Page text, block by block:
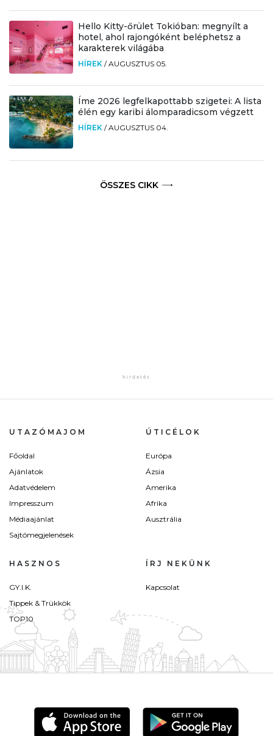
Hello Kitty-őrület Tokióban: megnyílt a
hotel, ahol rajongóként beléphetsz a
karakterek világába
HÍREK /AUGUSZTUS 05.
Íme 2026 legfelkapottabb szigetei: A lista
élén egy karibi álomparadicsom végzett
HÍREK /AUGUSZTUS 04.
ÖSSZES CIKK
UTAZÓMAJOM
Főoldal
Ajánlatok
Adatvédelem
Impresszum
Médiaajánlat
Sajtómegjelenések
ÚTICÉLOK
Európa
Ázsia
Amerika
Afrika
Ausztrália
HASZNOS
GY.I.K.
Tippek & Trükkök
TOP10
ÍRJ NEKÜNK
Kapcsolat